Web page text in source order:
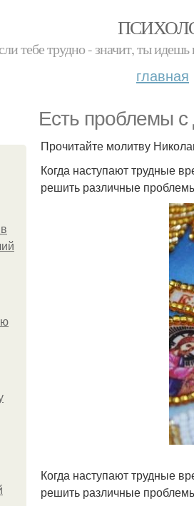
тебе трудно - значит, ты
главная
Есть проблемы с
Прочитайте молитву
Когда наступают трудные
решить различные
Когда наступают трудные
решить различные